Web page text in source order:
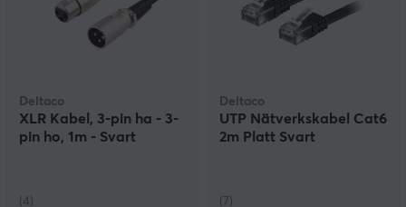
Deltaco
XLR Kabel, 3-pin ha - 3-
pin ho, 1m - Svart
(4)
Deltaco
UTP Nätverkskabel Cat6
2m Platt Svart
(7)